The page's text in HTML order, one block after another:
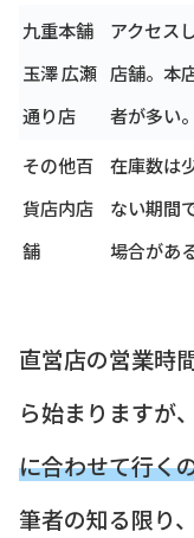
九重本舗
玉澤 広瀬
通り店
アクセス
店舗。本
者が多い。
その他百
貨店内店
舗
在庫数は
ない期間
場合があ
直営店の営業時
ら始まりますが、
に合わせて行く
筆者の知る限り